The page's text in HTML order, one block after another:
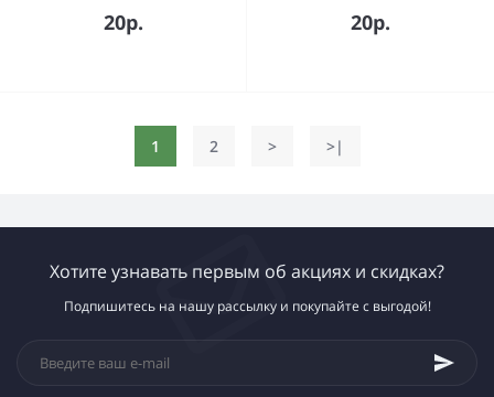
20р. 20р.
1 2 > >|
Хотите узнавать первым об акциях и скидках?
Подпишитесь на нашу рассылку и покупайте с выгодой!